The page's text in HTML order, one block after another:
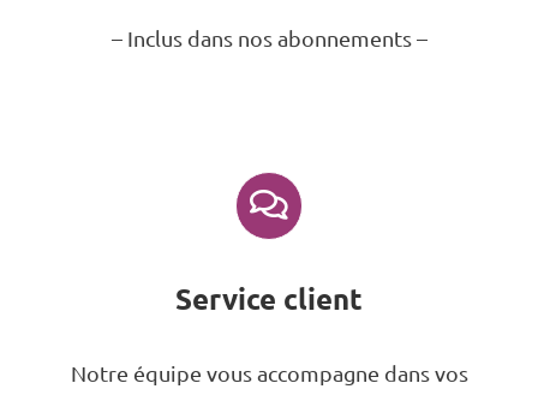
– Inclus dans nos abonnements –
Service client
Notre équipe vous accompagne dans vos